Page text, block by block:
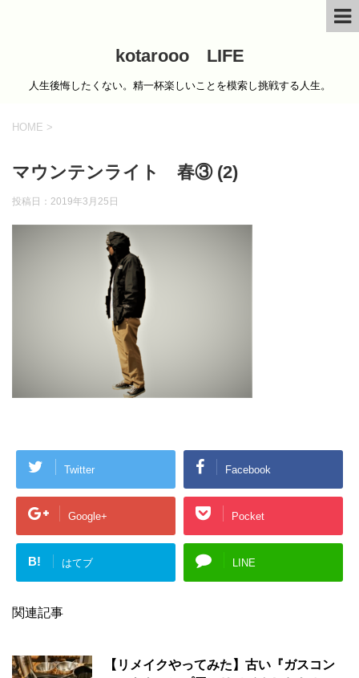
kotarooo LIFE
人生後悔したくない。精一杯楽しいことを模索し挑戦する人生。
HOME >
マウンテンライト 春③ (2)
投稿日： 2019年3月25日
Twitter Facebook
Google+ Pocket
B! はてブ LINE
関連記事
【リメイクやってみた】古い『ガスコン